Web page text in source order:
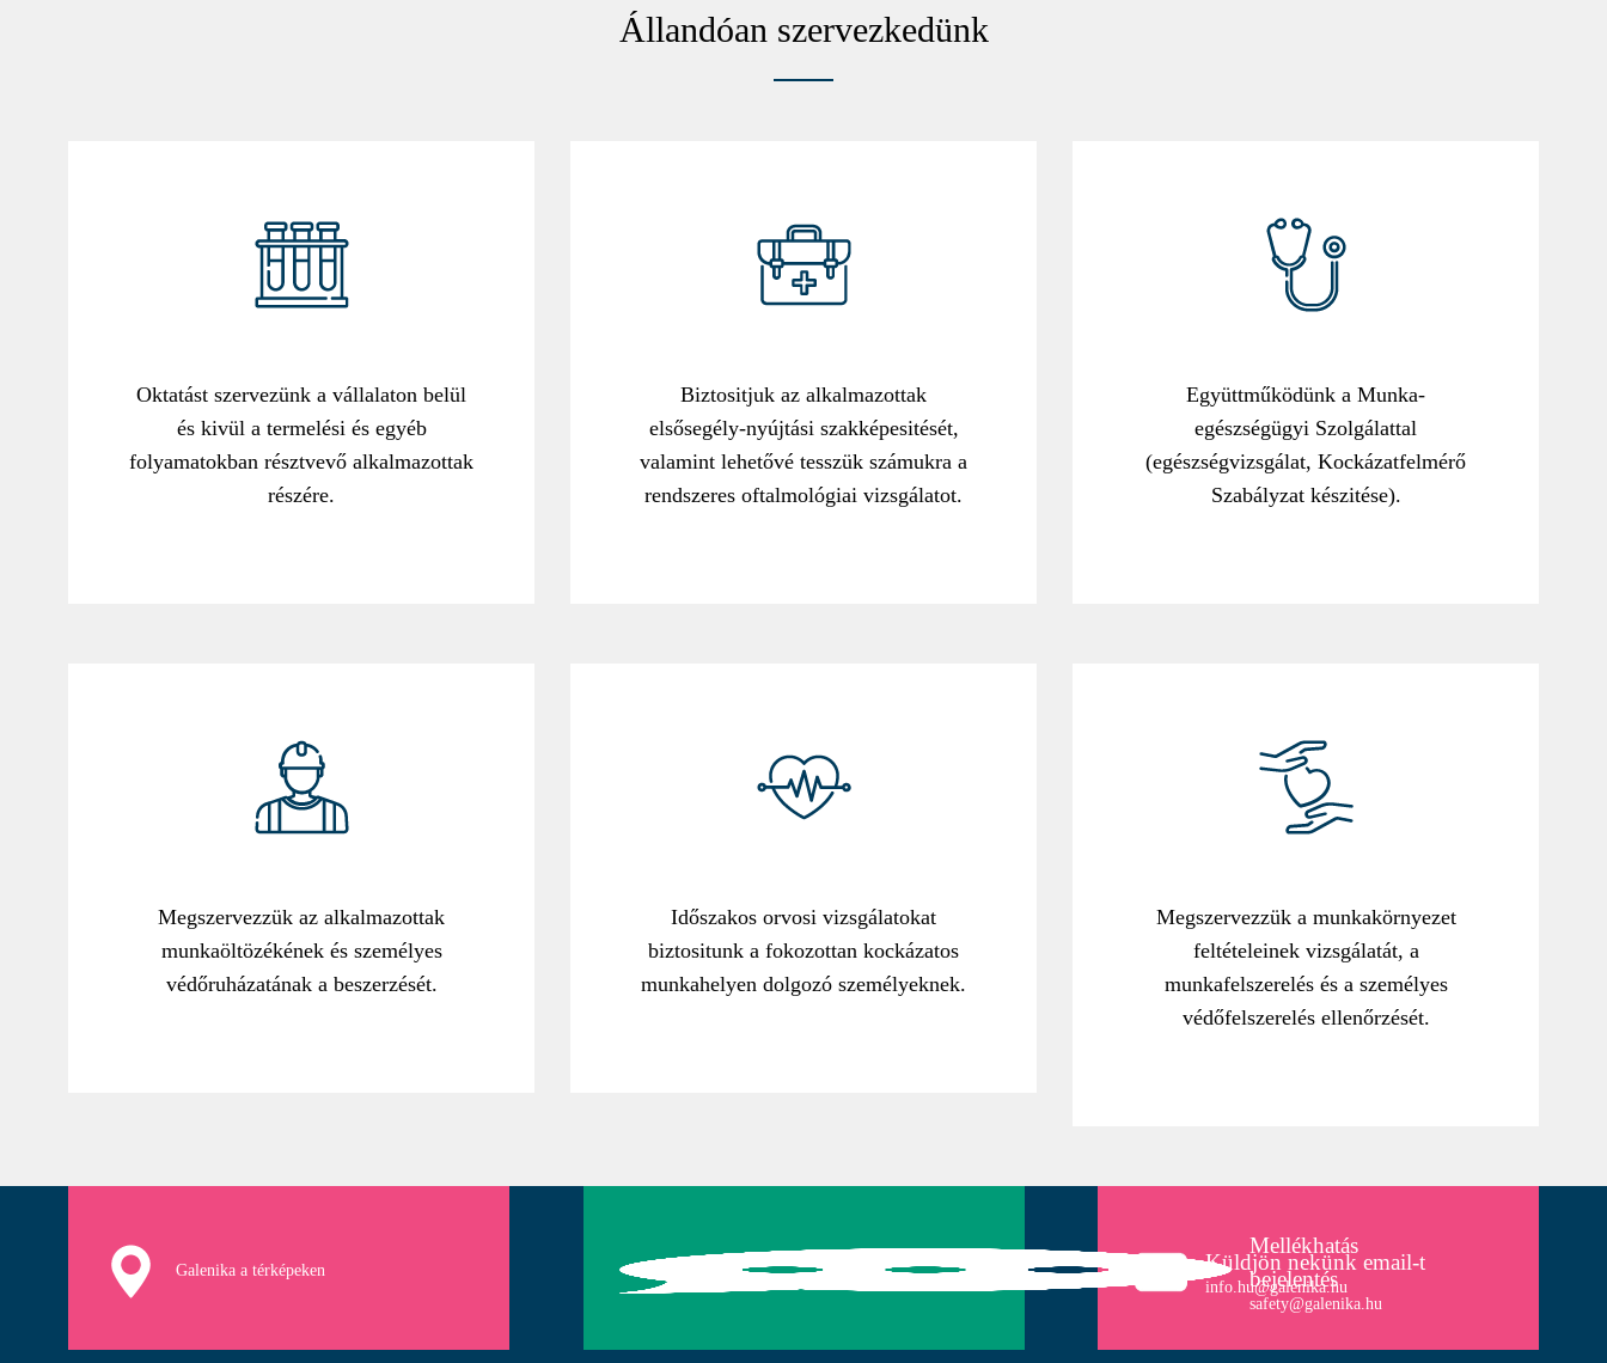
Állandóan szervezkedünk
Oktatást szervezünk a vállalaton belül
és kivül a termelési és egyéb
folyamatokban résztvevő alkalmazottak
részére.
Megszervezzük az alkalmazottak
munkaöltözékének és személyes
védőruházatának a beszerzését.
Biztositjuk az alkalmazottak
elsősegély-nyújtási szakképesitését,
valamint lehetővé tesszük számukra a
rendszeres oftalmológiai vizsgálatot.
Időszakos orvosi vizsgálatokat
biztositunk a fokozottan kockázatos
munkahelyen dolgozó személyeknek.
Együttműködünk a Munka-
egészségügyi Szolgálattal
(egészségvizsgálat, Kockázatfelmérő
Szabályzat készitése).
Megszervezzük a munkakörnyezet
feltételeinek vizsgálatát, a
munkafelszerelés és a személyes
védőfelszerelés ellenőrzését.
Galenika a térképeken
Mellékhatás
bejelentés
safety@galenika.hu
Küldjön nekünk email-t
info.hu@galenika.hu